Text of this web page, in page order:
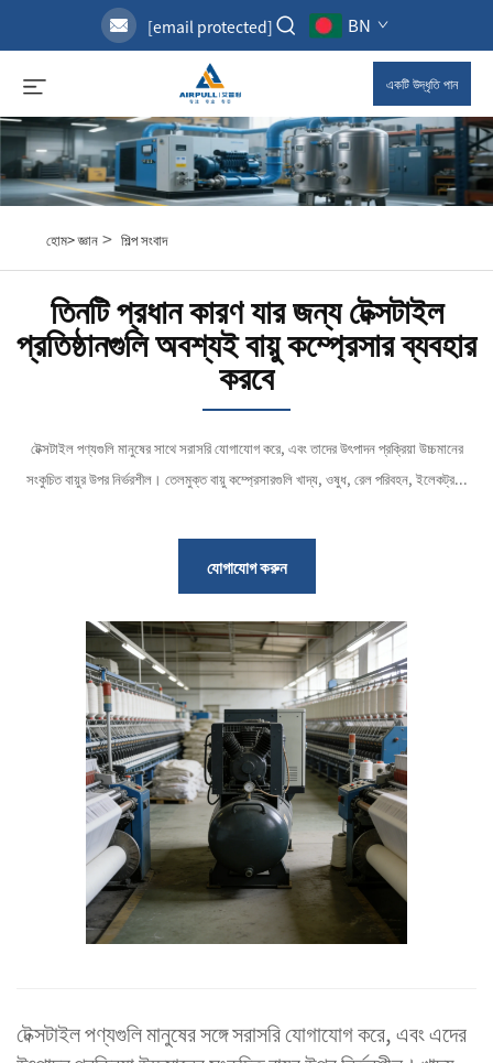
[email protected] BN
একটি উদ্ধৃতি পান
হোম>জ্ঞান> শিল্প সংবাদ
তিনটি প্রধান কারণ যার জন্য টেক্সটাইল
প্রতিষ্ঠানগুলি অবশ্যই বায়ু কম্প্রেসার ব্যবহার
করবে
টেক্সটাইল পণ্যগুলি মানুষের সাথে সরাসরি যোগাযোগ করে, এবং তাদের উৎপাদন প্রক্রিয়া উচ্চমানের
সংকুচিত বায়ুর উপর নির্ভরশীল। তেলমুক্ত বায়ু কম্প্রেসারগুলি খাদ্য, ওষুধ, রেল পরিবহন, ইলেকট্র...
যোগাযোগ করুন
টেক্সটাইল পণ্যগুলি মানুষের সঙ্গে সরাসরি যোগাযোগ করে, এবং এদের